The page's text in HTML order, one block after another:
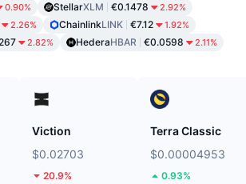
0.90% StellarXLM €0.1478 2.92%
2.26% ChainlinkLINK €7.12 1.92%
2.82% HederaHBAR €0.0598 2.11%
Viction
$0.02703
20.9%
Terra Classic
$0.00004953
0.93%